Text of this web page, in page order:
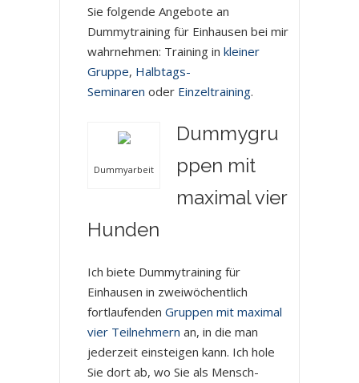
Sie folgende Angebote an
Dummytraining für Einhausen bei mir
wahrnehmen: Training in kleiner
Gruppe, Halbtags-
Seminaren oder Einzeltraining.
Dummyarbeit
Dummygru
ppen mit
maximal vier
Hunden
Ich biete Dummytraining für
Einhausen in zweiwöchentlich
fortlaufenden Gruppen mit maximal
vier Teilnehmern an, in die man
jederzeit einsteigen kann. Ich hole
Sie dort ab, wo Sie als Mensch-